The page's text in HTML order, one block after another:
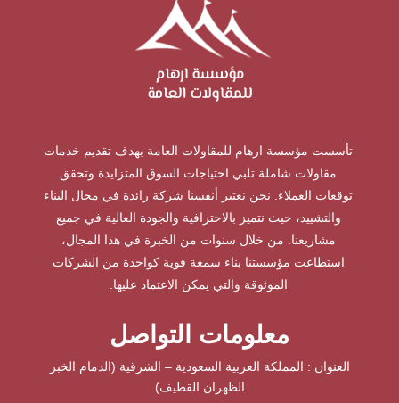
تأسست مؤسسة ارهام للمقاولات العامة بهدف تقديم خدمات
مقاولات شاملة تلبي احتياجات السوق المتزايدة وتحقق
توقعات العملاء. نحن نعتبر أنفسنا شركة رائدة في مجال البناء
والتشييد، حيث نتميز بالاحترافية والجودة العالية في جميع
مشاريعنا. من خلال سنوات من الخبرة في هذا المجال،
استطاعت مؤسستنا بناء سمعة قوية كواحدة من الشركات
الموثوقة والتي يمكن الاعتماد عليها.
معلومات التواصل
العنوان : المملكة العربية السعودية – الشرقية (الدمام الخبر
الظهران القطيف)